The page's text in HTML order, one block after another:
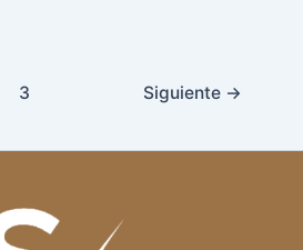
3 Siguiente →